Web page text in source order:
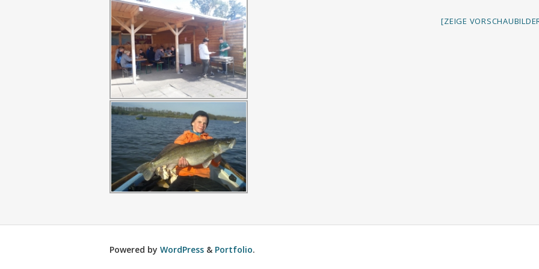
[ZEIGE
Powered by WordPress & Portfolio.